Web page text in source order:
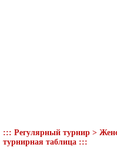
::: Регулярный турнир >
турнирная таблица :::